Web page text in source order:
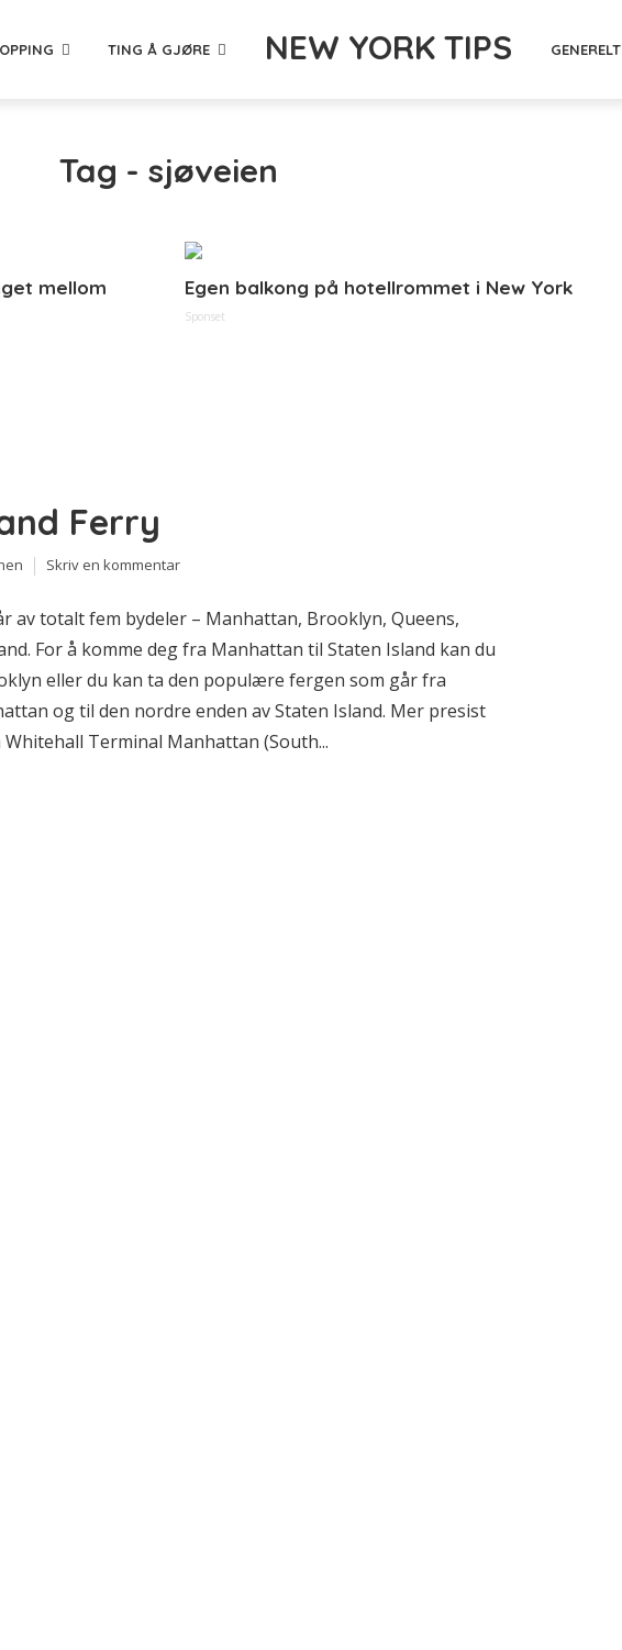
TING Å GJØRE NEW YORK TIPS GENERELT
Tag - sjøveien
mellom
Egen balkong på hotellrommet i New York
Sponset
Ferry
Skriv en kommentar
av totalt fem bydeler – Manhattan, Brooklyn, Queens,
For å komme deg fra Manhattan til Staten Island kan du
eller du kan ta den populære fergen som går fra
og til den nordre enden av Staten Island. Mer presist
Terminal Manhattan (South...